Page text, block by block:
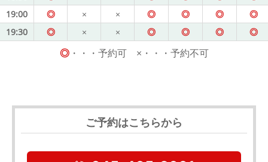
19:00
◎ × × ◎ ◎ ◎
◎
19:30
◎ × × ◎ ◎ ◎ ◎
◎・・・予約可 ×・・・予約不可
ご予約はこちらから